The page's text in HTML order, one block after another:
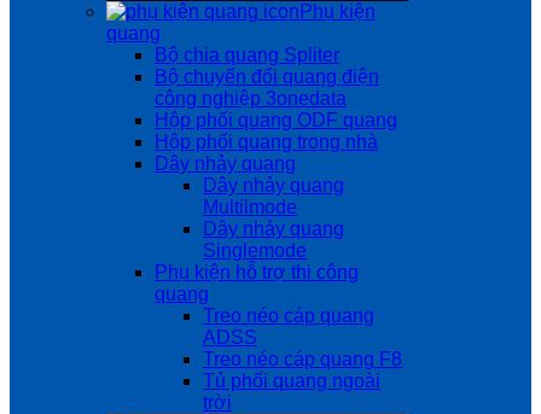
Phụ kiện
quang
Bộ chia quang Spliter
Bộ chuyển đổi quang điện
công nghiệp 3onedata
Hộp phối quang ODF quang
Hộp phối quang trong nhà
Dây nhảy quang
Dây nhảy quang
Multilmode
Dây nhảy quang
Singlemode
Phụ kiện hỗ trợ thi công
quang
Treo néo cáp quang
ADSS
Treo néo cáp quang F8
Tủ phối quang ngoài
trời